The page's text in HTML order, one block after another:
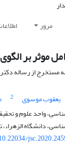
مرور
موثر بر
مستخرج از رساله
یعقوب موسوی 2
واحد علوم و
دانشگاه الزهراء،